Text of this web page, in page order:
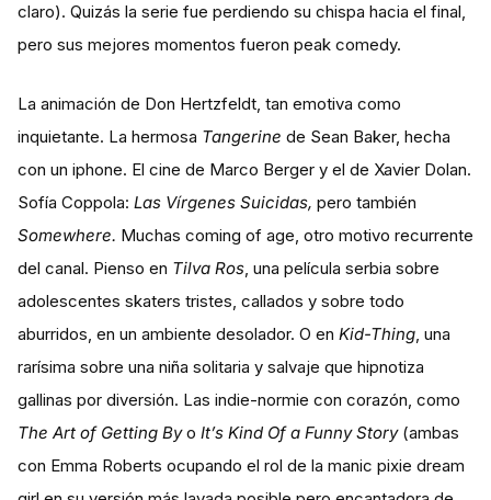
claro). Quizás la serie fue perdiendo su chispa hacia el final,
pero sus mejores momentos fueron peak comedy.
La animación de Don Hertzfeldt, tan emotiva como
inquietante. La hermosa Tangerine de Sean Baker, hecha
con un iphone. El cine de Marco Berger y el de Xavier Dolan.
Sofía Coppola: Las Vírgenes Suicidas, pero también
Somewhere. Muchas coming of age, otro motivo recurrente
del canal. Pienso en Tilva Ros, una película serbia sobre
adolescentes skaters tristes, callados y sobre todo
aburridos, en un ambiente desolador. O en Kid-Thing, una
rarísima sobre una niña solitaria y salvaje que hipnotiza
gallinas por diversión. Las indie-normie con corazón, como
The Art of Getting Byo It’s Kind Of a Funny Story (ambas
con Emma Roberts ocupando el rol de la manic pixie dream